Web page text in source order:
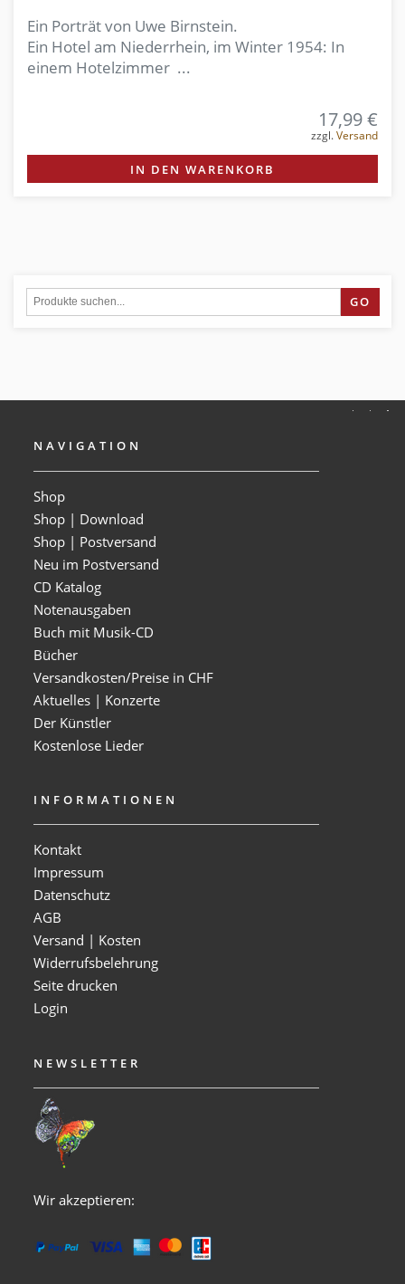
Ein Porträt von Uwe Birnstein.
Ein Hotel am Niederrhein, im Winter 1954: In
einem Hotelzimmer ...
17,99 €
zzgl.Versand
IN DEN WARENKORB
GO
NAVIGATION
Shop
Shop | Download
Shop | Postversand
Neu im Postversand
CD Katalog
Notenausgaben
Buch mit Musik-CD
Bücher
Versandkosten/Preise in CHF
Aktuelles | Konzerte
Der Künstler
Kostenlose Lieder
INFORMATIONEN
Kontakt
Impressum
Datenschutz
AGB
Versand | Kosten
Widerrufsbelehrung
Seite drucken
Login
NEWSLETTER
Wir akzeptieren: